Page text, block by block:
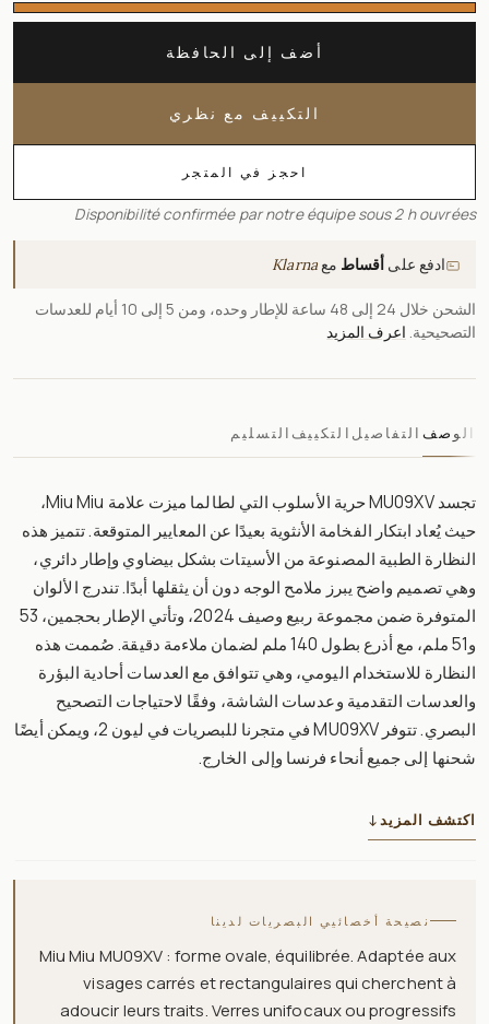
أضف إلى الحافظة
التكييف مع نظري
احجز في المتجر
Disponibilité confirmée par notre équipe sous 2 h ouvrées
ادفع على أقساط معKlarna
الشحن خلال 24 إلى 48 ساعة للإطار وحده، ومن 5 إلى 10 أيام للعدسات
التصحيحية. اعرف المزيد
الوصف التفاصيل التكييف التسليم
تجسد MU09XV حرية الأسلوب التي لطالما ميزت علامة Miu Miu،
حيث يُعاد ابتكار الفخامة الأنثوية بعيدًا عن المعايير المتوقعة. تتميز هذه
النظارة الطبية المصنوعة من الأسيتات بشكل بيضاوي وإطار دائري،
وهي تصميم واضح يبرز ملامح الوجه دون أن يثقلها أبدًا. تندرج الألوان
المتوفرة ضمن مجموعة ربيع وصيف 2024، وتأتي الإطار بحجمين، 53
و51 ملم، مع أذرع بطول 140 ملم لضمان ملاءمة دقيقة. صُممت هذه
النظارة للاستخدام اليومي، وهي تتوافق مع العدسات أحادية البؤرة
والعدسات التقدمية وعدسات الشاشة، وفقًا لاحتياجات التصحيح
البصري. تتوفر MU09XV في متجرنا للبصريات في ليون 2، ويمكن أيضًا
شحنها إلى جميع أنحاء فرنسا وإلى الخارج.
اكتشف المزيد↓
نصيحة أخصائيي البصريات لدينا
Miu Miu MU09XV : forme ovale, équilibrée. Adaptée aux
visages carrés et rectangulaires qui cherchent à
adoucir leurs traits. Verres unifocaux ou progressifs